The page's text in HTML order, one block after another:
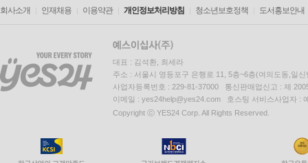
회사소개 인재채용 이용약관 개인정보처리방침 청소년보호정책 도서홍보안내
대표 : 김석환, 최세라
주소 : 서울시 영등포구 은행로 11, 5층~6층(여의도동,일신
사업자등록번호 : 229-81-37000 통신판매업신고 : 제
이메일 : yes24help@yes24.com 호스팅 서비스사업자 :
Copyright ⓒ YES24 Corp. All Rights Reserved.